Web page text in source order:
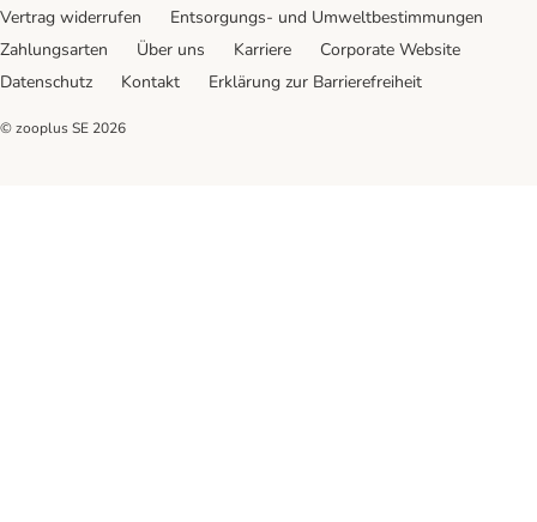
Vertrag widerrufen
Entsorgungs- und Umweltbestimmungen
Zahlungsarten
Über uns Karriere
Corporate Website
Datenschutz
Kontakt Erklärung zur Barrierefreiheit
© zooplus SE 2026